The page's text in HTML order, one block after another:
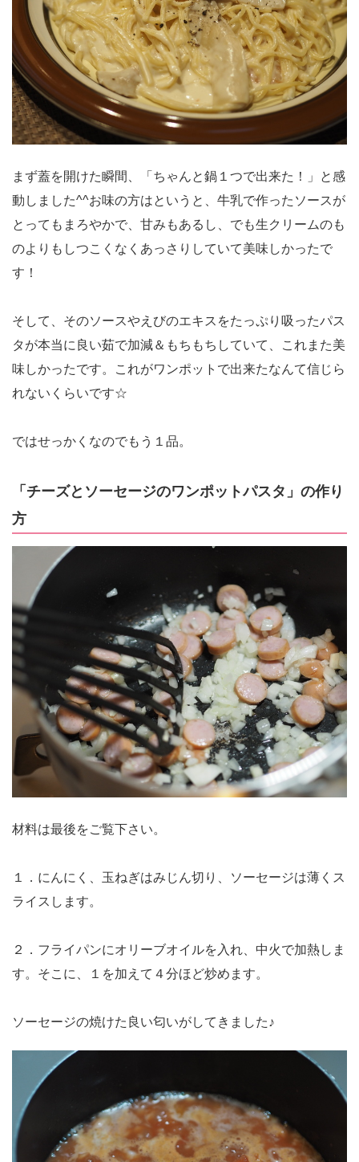
まず蓋を開けた瞬間、「ちゃんと鍋１つで出来た！」と感
動しました^^お味の方はというと、牛乳で作ったソースが
とってもまろやかで、甘みもあるし、でも生クリームのも
のよりもしつこくなくあっさりしていて美味しかったで
す！
そして、そのソースやえびのエキスをたっぷり吸ったパス
タが本当に良い茹で加減＆もちもちしていて、これまた美
味しかったです。これがワンポットで出来たなんて信じら
れないくらいです☆
ではせっかくなのでもう１品。
「チーズとソーセージのワンポットパスタ」の作り
方
材料は最後をご覧下さい。
１．にんにく、玉ねぎはみじん切り、ソーセージは薄くス
ライスします。
２．フライパンにオリーブオイルを入れ、中火で加熱しま
す。そこに、１を加えて４分ほど炒めます。
ソーセージの焼けた良い匂いがしてきました♪